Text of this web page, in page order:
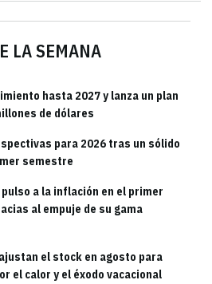
LA SEMANA
hasta 2027 y lanza un plan
de dólares
para 2026 tras un sólido
semestre
a la inflación en el primer
al empuje de su gama
el stock en agosto para
el calor y el éxodo vacacional